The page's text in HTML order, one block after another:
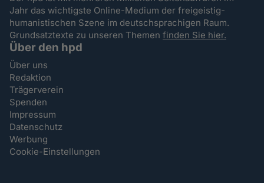
Jahr das wichtigste Online-Medium der freigeistig-
humanistischen Szene im deutschsprachigen Raum.
Grundsatztexte zu unseren Themenfinden Sie hier.
Über den hpd
Über uns
Redaktion
Trägerverein
Spenden
Impressum
Datenschutz
Werbung
Cookie-Einstellungen